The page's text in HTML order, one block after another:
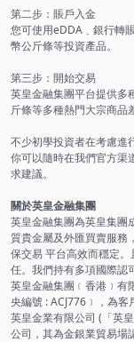
第二步：賬戶入金
您可使用eDDA﹑銀行轉
幣公斤條等投資產品。
第三步：開始交易
英皇金融集團平台提供多
斤條等多種熱門大宗商品
不少初學投資者在考慮進
你可以隨時在我們官方渠
求建議。
關於英皇金融集團
英皇金融集團為英皇集團
質貴金屬及外匯買賣服務
保交易 平台高效而穩定
任。我們持有多項國際認
英皇金融集團﹝香港﹞有
央編號 : ACJ776﹞，為客
英皇金業有限公司 (「英
公司，其為金銀業貿易場